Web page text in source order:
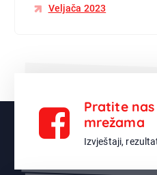
Veljača 2023
Pratite
mrežama
Izvještaji,